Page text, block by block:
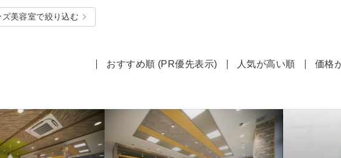
美容室で絞り込む
おすすめ順 (PR優先表示) 人気が高い順 価格